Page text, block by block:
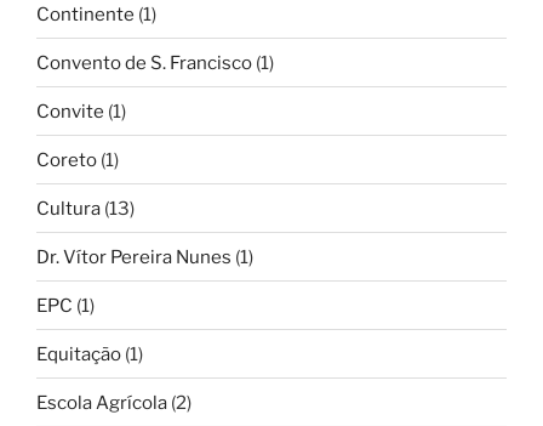
Continente (1)
Convento de S. Francisco (1)
Convite (1)
Coreto (1)
Cultura (13)
Dr. Vítor Pereira Nunes (1)
EPC (1)
Equitação (1)
Escola Agrícola (2)